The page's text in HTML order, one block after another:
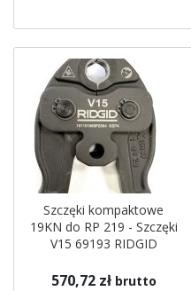
Szczęki kompaktowe
19KN do RP 219 - Szczęki
V15 69193 RIDGID
570,72 zł brutto